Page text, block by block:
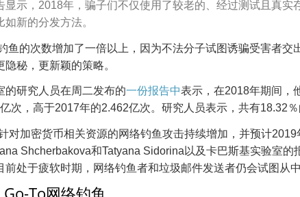
显示，2018年，骗子们不仅使用了较老的、经过测试且真实
新的分发方法。
鱼的次数增加了一倍以上，因为不法分子试图诱骗受害者交
秘，更新颖的策略。
的研究人员在周二发布的一份报告中表示，在2018年期间，
次，高于2017年的2.462亿次。研究人员表示，共有18.32％
对加密货币相关资源的网络钓鱼攻击持续增加，并预计2019
Shcherbakova和Tatyana Sidorina以及卡巴斯基实验室的
前处于疲软时期，网络钓鱼者和垃圾邮件发送者仍会试图从
To网络钓鱼